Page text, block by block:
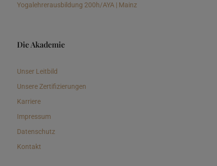
Yogalehrerausbildung 200h/AYA | Mainz
Die Akademie
Unser Leitbild
Unsere Zertifizierungen
Karriere
Impressum
Datenschutz
Kontakt